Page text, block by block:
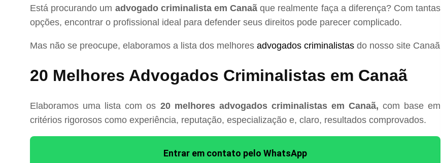
Está procurando um advogado criminalista em Canaã que realmente faça a diferença? Com tantas
opções, encontrar o profissional ideal para defender seus direitos pode parecer complicado.
Mas não se preocupe, elaboramos a lista dos melhores advogados criminalistas do nosso site Canaã
20 Melhores Advogados Criminalistas em Canaã
Elaboramos uma lista com os 20 melhores advogados criminalistas em Canaã, com base em
critérios rigorosos como experiência, reputação, especialização e, claro, resultados comprovados.
Entrar em contato pelo WhatsApp